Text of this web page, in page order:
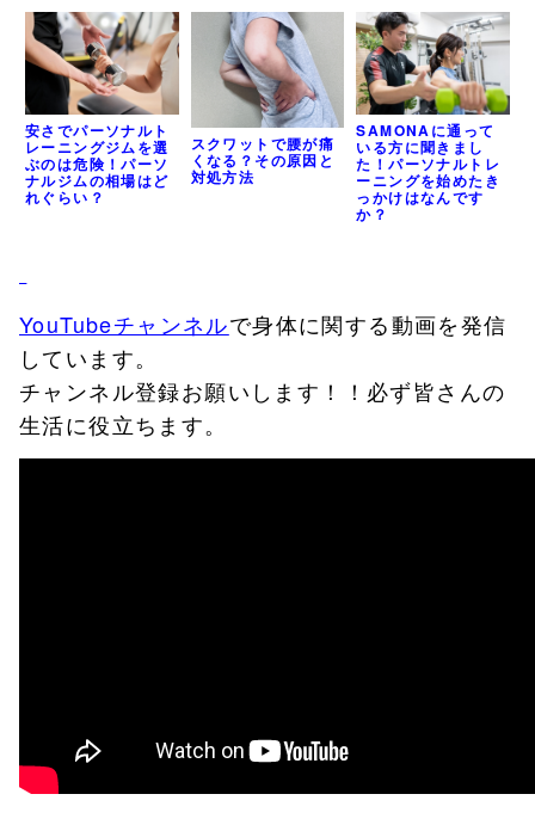
安さでパーソナルト
レーニングジムを選
ぶのは危険！パーソ
ナルジムの相場はど
れぐらい？
スクワットで腰が痛
くなる？その原因と
対処方法
SAMONAに通って
いる方に聞きまし
た！パーソナルトレ
ーニングを始めたき
っかけはなんです
か？
YouTubeチャンネルで身体に関する動画を発信
しています。
チャンネル登録お願いします！！必ず皆さんの
生活に役立ちます。